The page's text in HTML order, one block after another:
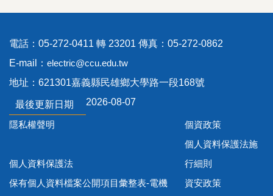
電話：05-272-0411 轉 23201 傳真：05-272-0862
E-mail： electric@ccu.edu.tw
地址：621301嘉義縣民雄鄉大學路一段168號
最後更新日期 2026-08-07
隱私權聲明 個資政策
個人資料保護法
個人資料保護法施
行細則
保有個人資料檔案公開項目彙整表-電機
資安政策